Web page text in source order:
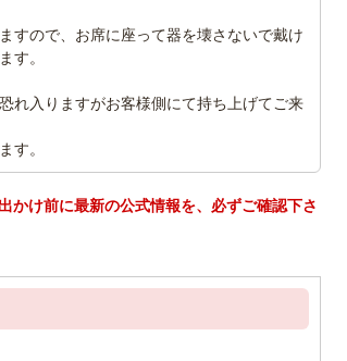
すので、お席に座って器を壊さないで戴け
す。
れ入りますがお客様側にて持ち上げてご来
す。
け前に最新の公式情報を、必ずご確認下さ